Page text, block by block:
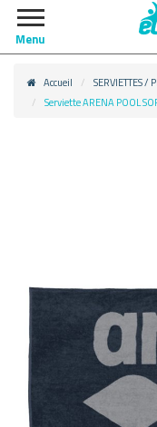
Menu
Accueil SERVIETTES /
Serviette ARENA POOL